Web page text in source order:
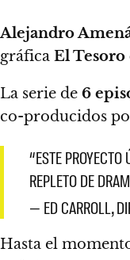
Alejandro
gráfica El
La serie de 6
co-producidos
“ESTE
REPLETO DE
— ED CARROLL,
Hasta el